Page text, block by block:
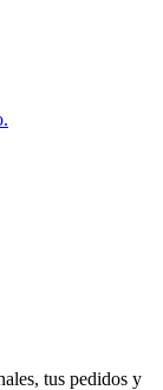
tus pedidos y